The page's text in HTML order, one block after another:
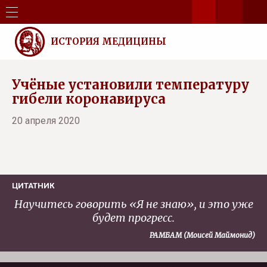
ИСТОРИЯ МЕДИЦИНЫ
Учёные установили температуру
гибели коронавируса
20 апреля 2020
ЦИТАТНИК
Научитесь говорить «Я не знаю», и это уже
будет прогресс.
РАМБАМ (Моисей Маймонид)